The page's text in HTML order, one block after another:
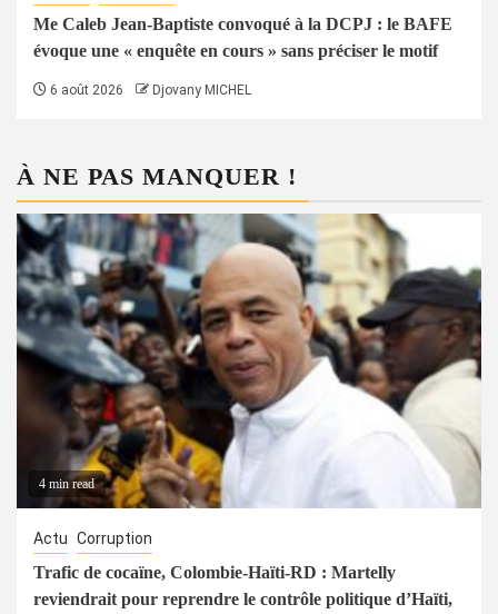
Me Caleb Jean-Baptiste convoqué à la DCPJ : le BAFE
évoque une « enquête en cours » sans préciser le motif
6 août 2026 Djovany MICHEL
À NE PAS MANQUER !
4 min read
Actu Corruption
Trafic de cocaïne, Colombie-Haïti-RD : Martelly
reviendrait pour reprendre le contrôle politique d’Haïti,